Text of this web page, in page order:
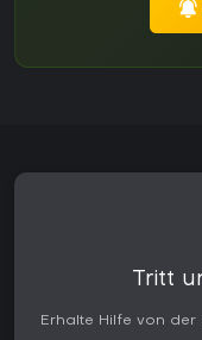
Tritt
Erhalte Hilfe von